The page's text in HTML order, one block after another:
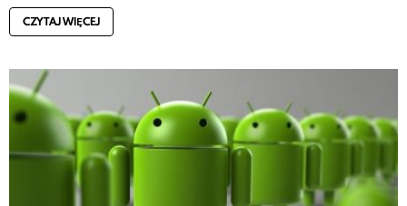
CZYTAJ WIĘCEJ